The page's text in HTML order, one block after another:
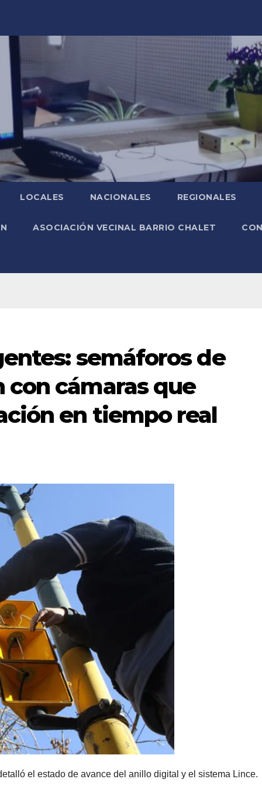
LOCALES NACIONALES REGIONALES
ASOCIACIÓN VECINAL BARRIO CHALET
semáforos de
con cámaras que
en tiempo real
el estado de avance del anillo digital y el sistema Lince.